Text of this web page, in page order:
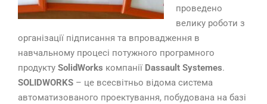
проведено
велику роботи з
організації підписання та впровадження в
навчальному процесі потужного програмного
продукту SolidWorks компанії Dassault Systemes.
SOLIDWORKS – це всесвітньо відома система
автоматизованого проектування, побудована на базі